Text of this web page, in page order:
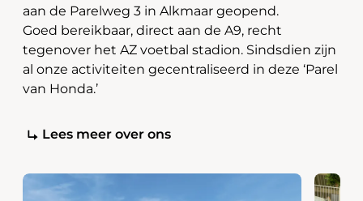
aan de Parelweg 3 in Alkmaar geopend.
Goed bereikbaar, direct aan de A9, recht
tegenover het AZ voetbal stadion. Sindsdien zijn
al onze activiteiten gecentraliseerd in deze ‘Parel
van Honda.’
Lees meer over ons